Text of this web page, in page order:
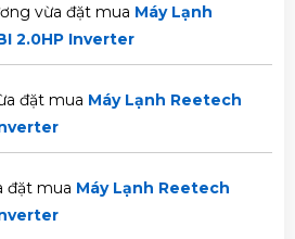
vừa đặt mua Máy Lạnh
2.0HP Inverter
đặt mua Máy Lạnh Reetech
đặt mua Máy Lạnh Reetech